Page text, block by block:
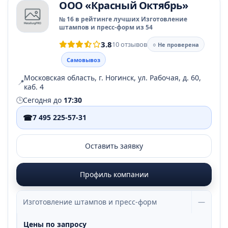
ООО «Красный Октябрь»
№ 16 в рейтинге лучших Изготовление
штампов и пресс-форм из 54
3.810 отзывов
○ Не проверена
Самовывоз
📍Московская область, г. Ногинск, ул. Рабочая, д. 60,
каб. 4
🕒Сегодня до 17:30
☎7 495 225-57-31
Оставить заявку
Профиль компании
Изготовление штампов и пресс-форм —
Цены по запросу